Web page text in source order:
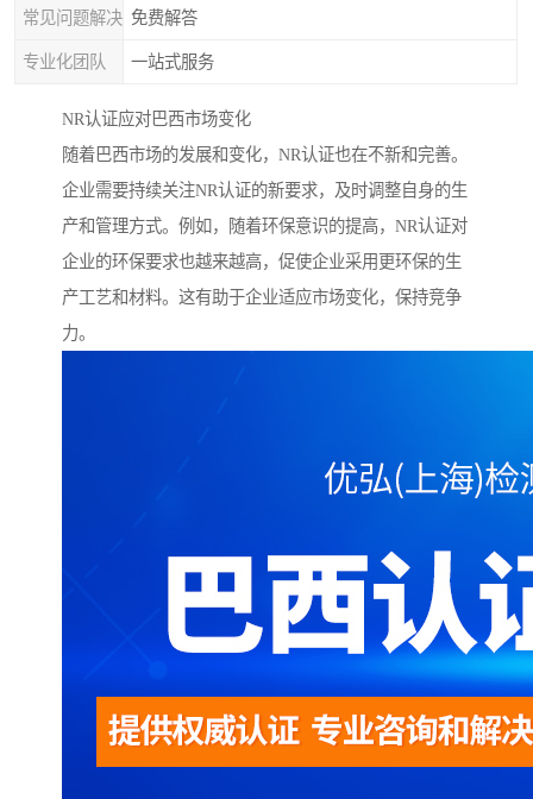
常见问题解决 免费解答
专业化团队 一站式服务
NR认证应对巴西市场变化
随着巴西市场的发展和变化，NR认证也在不新和完善。
企业需要持续关注NR认证的新要求，及时调整自身的生
产和管理方式。例如，随着环保意识的提高，NR认证对
企业的环保要求也越来越高，促使企业采用更环保的生
产工艺和材料。这有助于企业适应市场变化，保持竞争
力。